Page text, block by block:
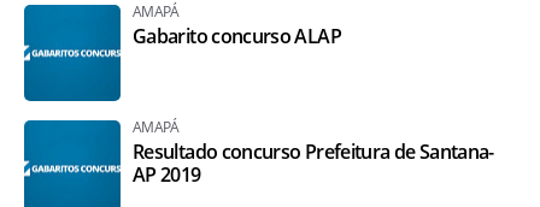
AMAPÁ
Gabarito concurso ALAP
AMAPÁ
Resultado concurso Prefeitura de Santana-
AP 2019